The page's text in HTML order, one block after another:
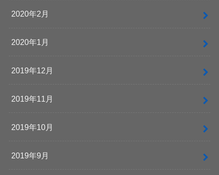
2020年2月
2020年1月
2019年12月
2019年11月
2019年10月
2019年9月